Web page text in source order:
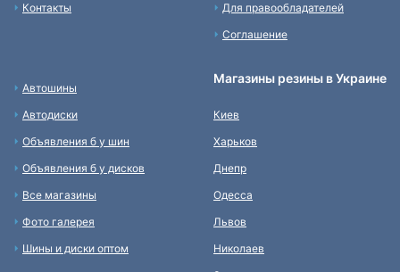
Контакты
Для правообладателей
Соглашение
Автошины
Автодиски
Объявления б у шин
Объявления б у дисков
Все магазины
Фото галерея
Шины и диски оптом
Магазины резины в Украине
Киев
Харьков
Днепр
Одесса
Львов
Николаев